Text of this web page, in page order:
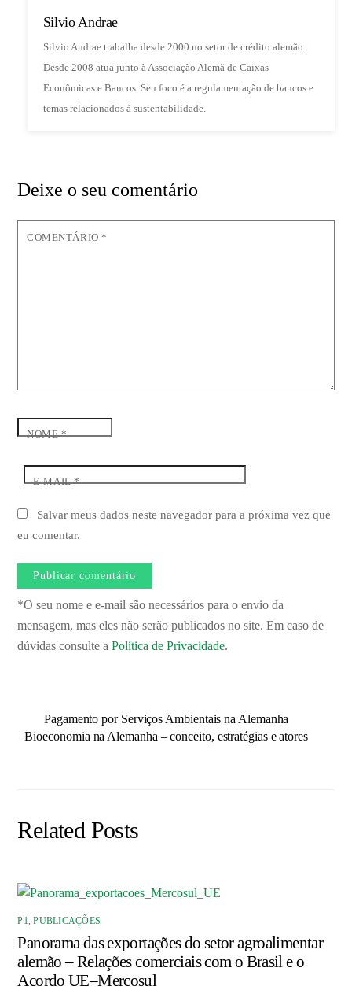
Silvio Andrae
Silvio Andrae trabalha desde 2000 no setor de crédito alemão.
Desde 2008 atua junto à Associação Alemã de Caixas
Econômicas e Bancos. Seu foco é a regulamentação de bancos e
temas relacionados à sustentabilidade.
Deixe o seu comentário
COMENTÁRIO*
NOME*
E-MAIL*
Salvar meus dados neste navegador para a próxima vez que
eu comentar.
*O seu nome e e-mail são necessários para o envio da
mensagem, mas eles não serão publicados no site. Em caso de
dúvidas consulte aPolítica de Privacidade.
Pagamento por Serviços Ambientais na Alemanha
Bioeconomia na Alemanha – conceito, estratégias e atores
Related Posts
P1 ,PUBLICAÇÕES
Panorama das exportações do setor agroalimentar
alemão – Relações comerciais com o Brasil e o
Acordo UE–Mercosul